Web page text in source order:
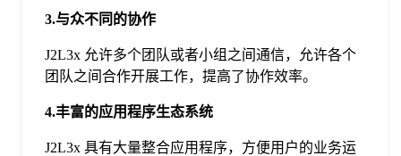
3.与众不同的协作
J2L3x 允许多个团队或者小组之间通信，允许各个
团队之间合作开展工作，提高了协作效率。
4.丰富的应用程序生态系统
J2L3x 具有大量整合应用程序，方便用户的业务运